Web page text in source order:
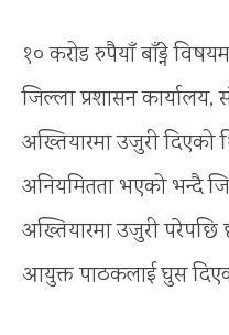
१० करोड रुपैयाँ बाँड्ने
जिल्ला प्रशासन कार्यालय,
अख्तियारमा उजुरी दिएको
अनियमितता भएको भन्दै
अख्तियारमा उजुरी परेपछि
आयुक्त पाठकलाई घुस